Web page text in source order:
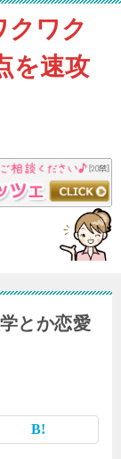
クワク
を速攻
とか恋愛